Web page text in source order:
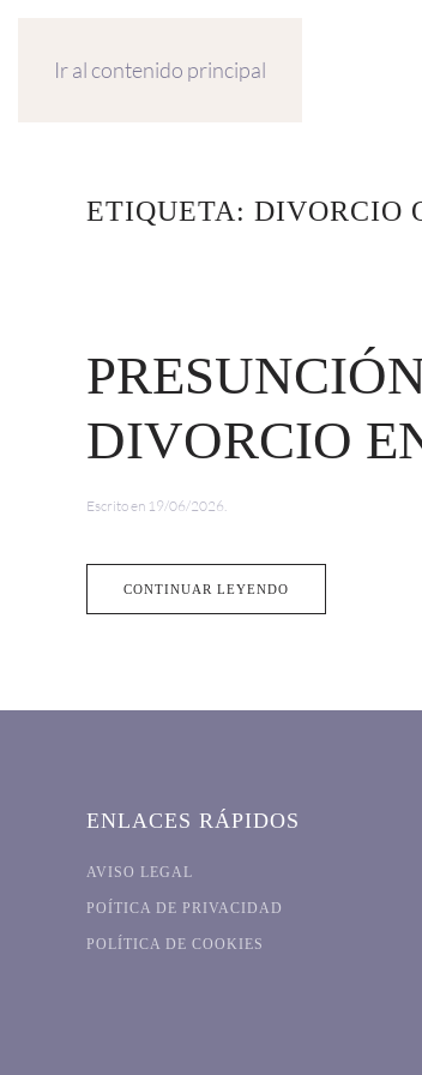
Ir al contenido principal
ETIQUETA: DIVORCIO
DIVORCIO
Escrito en 19/06/2026
CONTINUAR LEYENDO
ENLACES RÁPIDOS
AVISO LEGAL
POÍTICA DE PRIVACIDAD
POLÍTICA DE COOKIES